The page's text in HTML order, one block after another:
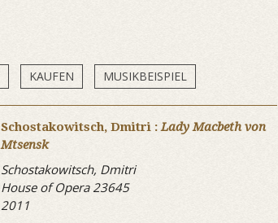
KAUFEN MUSIKBEISPIEL
Schostakowitsch, Dmitri :Lady Macbeth von
Mtsensk
Schostakowitsch, Dmitri
House of Opera 23645
2011